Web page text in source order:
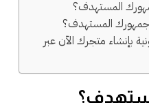
المستهدف؟
المستهدف؟
بإنشاء متجرك الآن عبر